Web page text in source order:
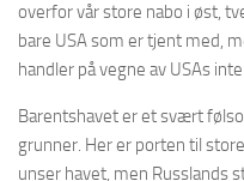
overfor vår store nabo i øst,
bare USA som er tjent med,
handler på vegne av USAs
Barentshavet er et svært
grunner. Her er porten til
unser havet, men Russlands